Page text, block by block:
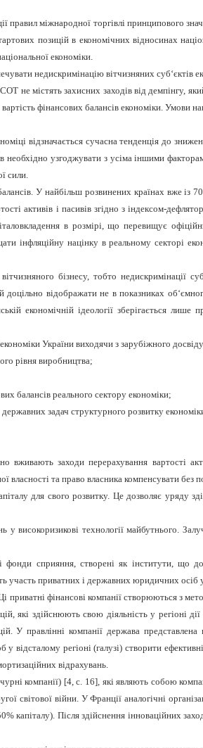
правил міжнародної торгівлі принципового
позицій в економічних відносинах
економіки.
недискримінацію вітчизняних суб‘єктів
не містять захисних заходів від демпінгу,
фінансових балансів економіки. Умови
відзначається сучасна тенденція до
необхідно узгоджувати з усіма іншими
сили.
У найбільш розвинених країнах вже із
активів і пасивів згідно з індексом-
в розмірі, що перевищує
інфляційну націнку в реальному секторі
бізнесу, тобто недискримінації
відображати не в показниках
економічній ідеології зберігається
України виходячи з зарубіжного
рівня виробництва;
балансів реального сектору економіки;
задач структурного розвитку
вживають заходи перерахування вартості
та право власника компенсувати без
для свого розвитку. Це дозволяє уряду
високоризикові технології майбутнього.
фонди сприяння, створені як інститути,
участь приватних і державних юридичних осіб
приватні фінансові компанії створюються з
які здійснюють свою діяльність у регіоні
У правлінні компанії держава
регіоні (галузі) створити
відрахувань.
компанії) [4, с. 16], які являють собою
світової війни. У Франції аналогічні
Після здійснення інноваційних